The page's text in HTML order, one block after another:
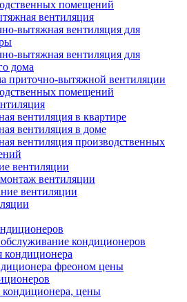
помещений
вентиляция
вытяжная вентиляция для
вытяжная вентиляция для
дома
приточно-вытяжной вентиляции
помещений
вентиляция в квартире
вентиляция в доме
вентиляция производственных
вентиляции
вентиляции
вентиляции
кондиционеров
кондиционера
фреоном цены
кондиционера, цены